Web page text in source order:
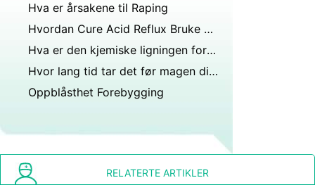
Hva er årsakene til Raping
Hvordan Cure Acid Reflux Bruke Cayenne Pepper
Hva er den kjemiske ligningen for fordøyelse av protein?
Hvor lang tid tar det før magen din bryter ned mat?
Oppblåsthet Forebygging
RELATERTE ARTIKLER